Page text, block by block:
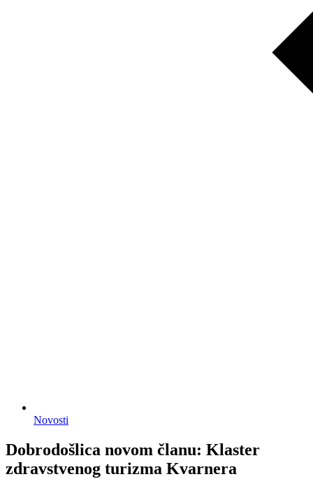
Novosti
Dobrodošlica novom članu: Klaster
zdravstvenog turizma Kvarnera